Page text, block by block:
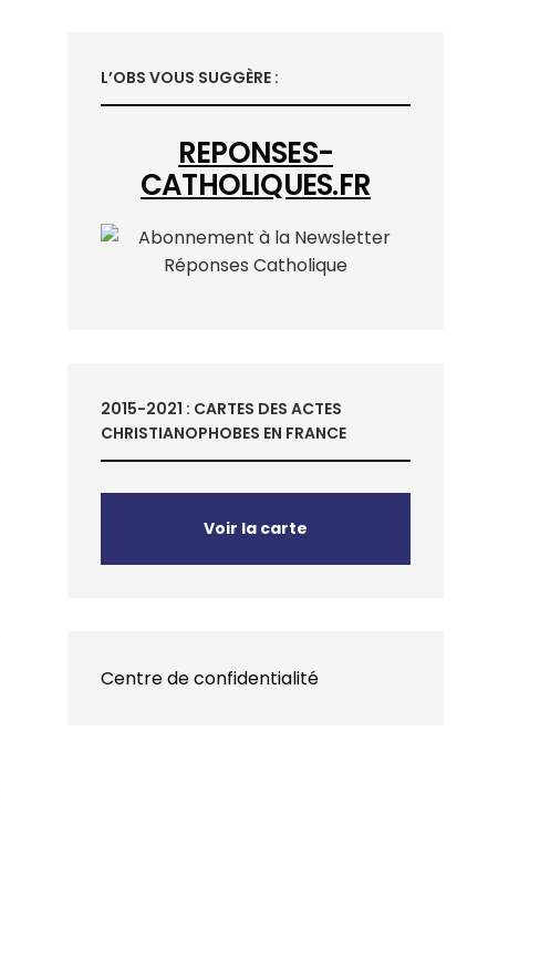
L’OBS VOUS SUGGÈRE :
REPONSES-
CATHOLIQUES.FR
2015-2021 : CARTES DES ACTES
CHRISTIANOPHOBES EN FRANCE
Voir la carte
Centre de confidentialité